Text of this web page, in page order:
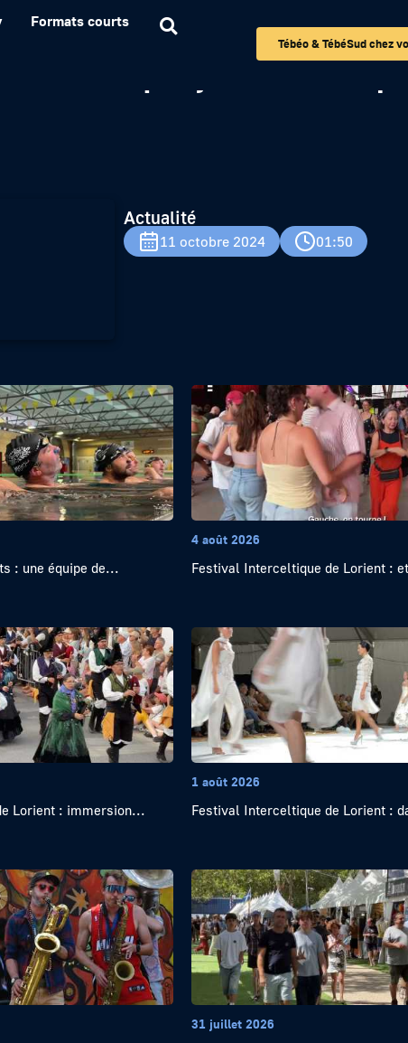
Formats courts
Tébéo & TébéSud chez
: un projet
Actualité
11 octobre 2024 01:50
: une équipe de...
4 août 2026
Festival Interceltique de Lorient :
Lorient : immersion...
1 août 2026
Festival Interceltique de Lorient :
31 juillet 2026